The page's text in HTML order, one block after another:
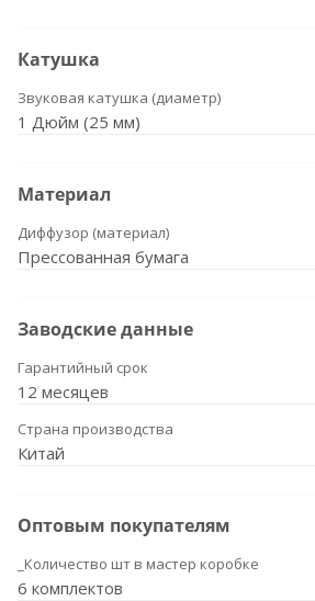
Катушка
Звуковая катушка (диаметр)
1 Дюйм (25 мм)
Материал
Диффузор (материал)
Прессованная бумага
Заводские данные
Гарантийный срок
12 месяцев
Страна производства
Китай
Оптовым покупателям
_Количество шт в мастер коробке
6 комплектов